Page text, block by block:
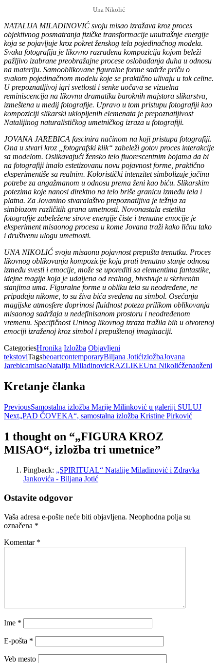
Una Nikolić
NATALIJA MILADINOVIĆ svoju misao izražava kroz proces
objektivnog posmatranja fizičke transformacije unutrašnje energije
koja se pojavljuje kroz pokret ženskog tela pojedinačnog modela.
Svaka fotografija je likovno razrađena kompozicija kojom beleži
pažljivo izabrane preobražajne procese oslobađanja duha u odnosu
na materiju. Samooblikovane figuralne forme sadrže priču o
svakom pojedinačnom modelu koje se praktično ulivaju u tok celine.
U prepoznatljivoj igri svetlosti i senke uočava se vizuelna
reminiscencija na likovnu dramatiku baroknih majstora slikarstva,
izmeštena u medij fotografije. Upravo u tom pristupu fotografiji kao
kompoziciji slikarski uklopljenih elemenata je prepoznatljivost
Natalijinog naturalističkog umetničkog izraza u fotografiji.
JOVANA JAREBICA fascinira načinom na koji pristupa fotografiji.
Ona u stvari kroz „fotografski klik“ zabeleži gotov proces interakcije
sa modelom. Oslikavajući žensko telo fluorescentnim bojama da bi
na fotografiji imalo estetizovanu novu pojavnost forme, praktično
eksperimentiše sa realnim. Koloristički intenzitet simbolizuje jačinu
potrebe za angažmanom u odnosu prema ženi kao biću. Slikarskim
potezima koje nanosi direktno na telo briše granicu između tela i
platna. Za Jovanino stvaralaštvo prepoznatljiva je težnja za
simbiozom različitih grana umetnosti. Novonastala estetika
fotografije zabeležene sirove energije čiste i trenutne emocije je
eksperiment misaonog procesa u kome Jovana traži kako ličnu tako
i društvenu ulogu umetnosti.
UNA NIKOLIĆ svoju misaonu pojavnost prepušta trenutku. Proces
likovnog oblikovanja kompozicije koja prati trenutno stanje odnosa
između svesti i emocije, može se uporediti sa elementima fantastike,
idejne magije koja je udaljena od realnog, bivstvuje u skrivenim
stanjima uma. Figuralne forme u obliku tela su neodređene, ne
pripadaju nikome, to su živa bića svedena na simbol. Osećanju
magijske atmosfere doprinosi fluidnost poteza prilikom oblikovanja
misaonog sadržaja u nedefinisanom prostoru i neodređenom
vremenu. Specifičnost Uninog likovnog izraza tražila bih u otvorenoj
emociji izraženoj kroz simbol i prepuštenoj imaginaciji.
CategoriesHronika Izložba Objavljeni
tekstoviTagsbeoartcontemporaryBiljana JotićizložbaJovana
JarebicamisaoNatalija MiladinovicRAZLIKEUna Nikolićženaoženi
Kretanje članka
PreviousSamostalna izložba Marije Milinković u galeriji SULUJ
Next„PAD ČOVEKA“, samostalna izložba Kristine Pirković
1 thought on “„FIGURA KROZ
MISAO“, izložba tri umetnice”
Pingback: „SPIRITUAL“ Natalije Miladinović i Zdravka
Jankovića - Biljana Jotić
Ostavite odgovor
Vaša adresa e-pošte neće biti objavljena. Neophodna polja su
označena *
Komentar *
Ime *
E-pošta *
Veb mesto